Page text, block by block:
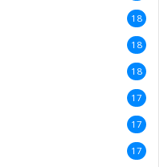
18
18
18
17
17
17